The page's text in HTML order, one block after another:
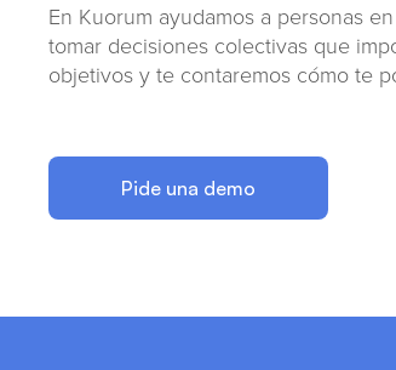
En Kuorum ayudamos a personas
tomar decisiones colectivas que
objetivos y te contaremos cómo te
Pide una demo